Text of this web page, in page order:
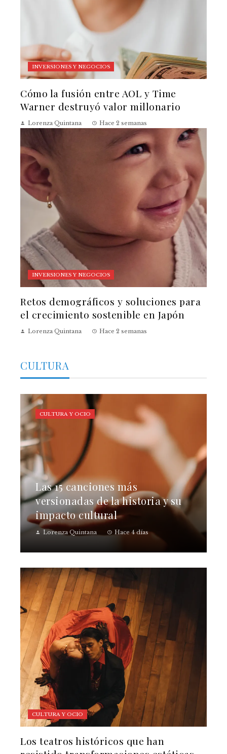
INVERSIONES Y NEGOCIOS
Cómo la fusión entre AOL y Time
Warner destruyó valor millonario
Lorenza Quintana Hace 2 semanas
INVERSIONES Y NEGOCIOS
Retos demográficos y soluciones para
el crecimiento sostenible en Japón
Lorenza Quintana Hace 2 semanas
CULTURA
Las 15 canciones más
versionadas de la historia y su
impacto cultural
Lorenza Quintana Hace 4 días
CULTURA Y OCIO
CULTURA Y OCIO
Los teatros históricos que han